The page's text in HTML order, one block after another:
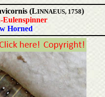
(LINNAEUS, 1758)
Eulenspinner
Horned